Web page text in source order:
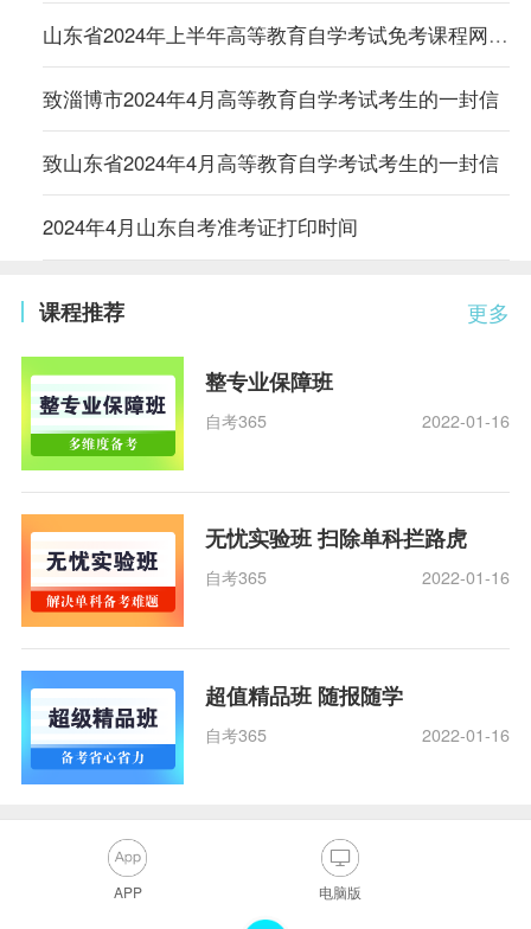
山东省2024年上半年高等教育自学考试免考课程网上申请考生须知
致淄博市2024年4月高等教育自学考试考生的一封信
致山东省2024年4月高等教育自学考试考生的一封信
2024年4月山东自考准考证打印时间
更多
课程推荐
整专业保障班
自考365 2022-01-16
无忧实验班 扫除单科拦路虎
自考365 2022-01-16
超值精品班 随报随学
自考365 2022-01-16
APP 电脑版